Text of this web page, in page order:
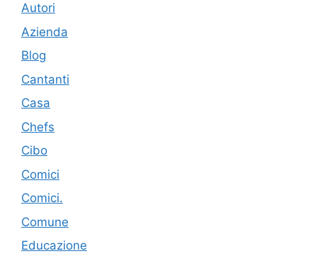
Autori
Azienda
Blog
Cantanti
Casa
Chefs
Cibo
Comici
Comici.
Comune
Educazione